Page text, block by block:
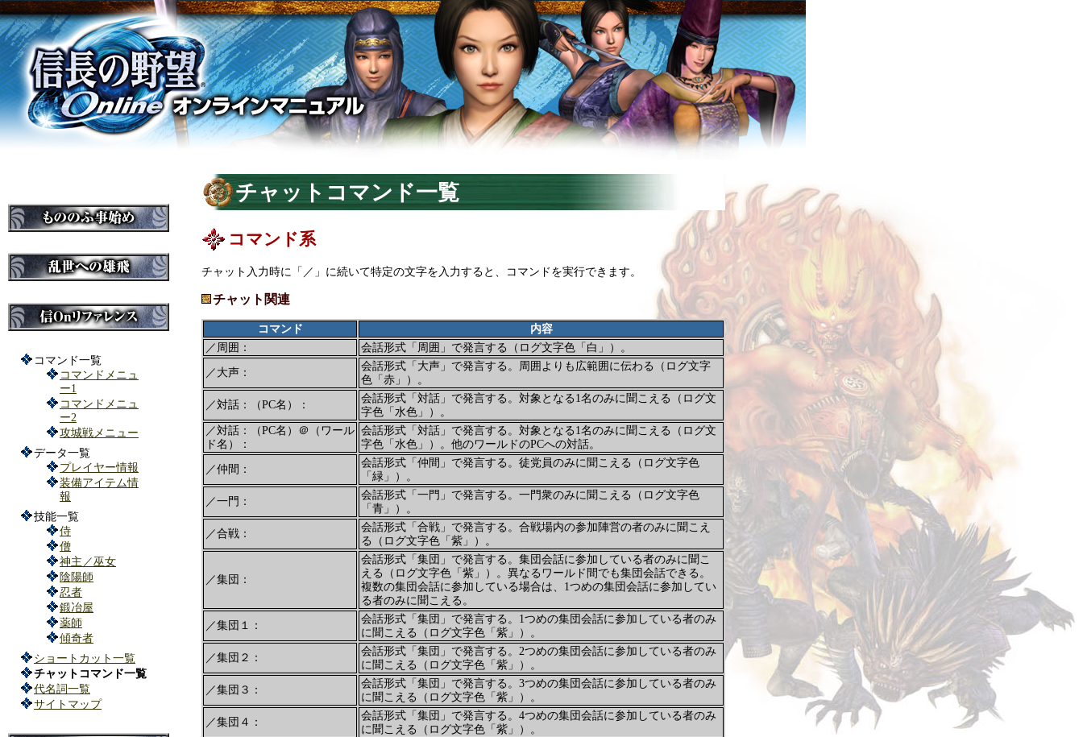
チャットコマンド一覧
コマンド系
チャット入力時に「／」に続いて特定の文字を入力すると、コマンドを実行できます。
チャット関連
コマンド
内容
／周囲：
会話形式「周囲」で発言する（ログ文字色「白」）。
／大声：
会話形式「大声」で発言する。周囲よりも広範囲に伝わる（ログ文字
色「赤」）。
／対話：（PC名）：
会話形式「対話」で発言する。対象となる1名のみに聞こえる（ログ文
字色「水色」）。
／対話：（PC名）＠（ワール
ド名）：
会話形式「対話」で発言する。対象となる1名のみに聞こえる（ログ文
字色「水色」）。他のワールドのPCへの対話。
／仲間：
会話形式「仲間」で発言する。徒党員のみに聞こえる（ログ文字色
「緑」）。
／一門：
会話形式「一門」で発言する。一門衆のみに聞こえる（ログ文字色
「青」）。
／合戦：
会話形式「合戦」で発言する。合戦場内の参加陣営の者のみに聞こえ
る（ログ文字色「紫」）。
／集団：
会話形式「集団」で発言する。集団会話に参加している者のみに聞こ
える（ログ文字色「紫」）。異なるワールド間でも集団会話できる。
複数の集団会話に参加している場合は、1つめの集団会話に参加してい
る者のみに聞こえる。
／集団１：
会話形式「集団」で発言する。1つめの集団会話に参加している者のみ
に聞こえる（ログ文字色「紫」）。
／集団２：
会話形式「集団」で発言する。2つめの集団会話に参加している者のみ
に聞こえる（ログ文字色「紫」）。
／集団３：
会話形式「集団」で発言する。3つめの集団会話に参加している者のみ
に聞こえる（ログ文字色「紫」）。
／集団４：
会話形式「集団」で発言する。4つめの集団会話に参加している者のみ
に聞こえる（ログ文字色「紫」）。
コマンド一覧
コマンドメニュ
ー1
コマンドメニュ
ー2
攻城戦メニュー
データ一覧
プレイヤー情報
装備アイテム情
報
技能一覧
侍
僧
神主／巫女
陰陽師
忍者
鍛冶屋
薬師
傾奇者
ショートカット一覧
チャットコマンド一覧
代名詞一覧
サイトマップ